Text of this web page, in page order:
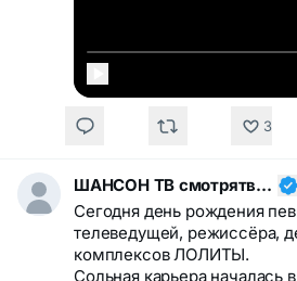
3
ШАНСОН ТВ смотрятвсешансонтв
Сегодня день рождения
телеведущей, режиссёра,
комплексов ЛОЛИТЫ.
Сольная карьера началась